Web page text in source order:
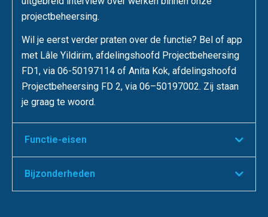
projectbeheersing.
Wil je eerst verder praten over de functie? Bel of app
met Lâle Yildirim, afdelingshoofd Projectbeheersing
FD1, via 06-50197114 of Anita Kok, afdelingshoofd
Projectbeheersing FD 2, via 06–50197002. Zij staan
je graag te woord.
Functie-eisen
Bijzonderheden